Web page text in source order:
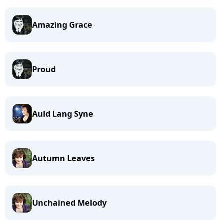
Amazing Grace
Proud
Auld Lang Syne
Autumn Leaves
Unchained Melody